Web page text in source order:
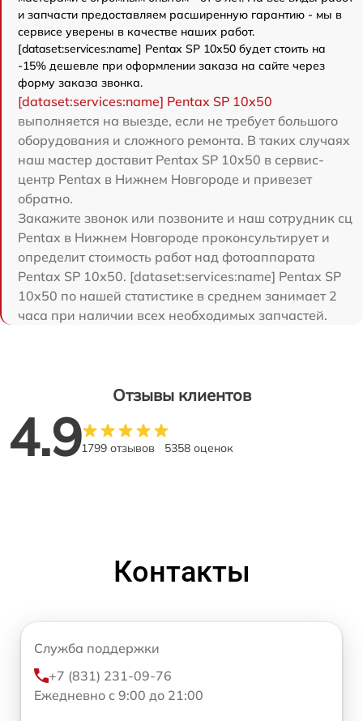
и запчасти предоставляем расширенную гарантию - мы в
сервисе уверены в качестве наших работ.
[dataset:services:name] Pentax SP 10x50 будет стоить на
-15% дешевле при оформлении заказа на сайте через
форму заказа звонка.
[dataset:services:name] Pentax SP 10x50
выполняется на выезде, если не требует большого
оборудования и сложного ремонта. В таких случаях
наш мастер доставит Pentax SP 10x50 в сервис-
центр Pentax в Нижнем Новгороде и привезет
обратно.
Закажите звонок или позвоните и наш сотрудник сц
Pentax в Нижнем Новгороде проконсультирует и
определит стоимость работ над фотоаппарата
Pentax SP 10x50. [dataset:services:name] Pentax SP
10x50 по нашей статистике в среднем занимает 2
часа при наличии всех необходимых запчастей.
Отзывы клиентов
4.91799 отзывов 5358 оценок
Контакты
Служба поддержки
+7 (831) 231-09-76
Ежедневно с 9:00 до 21:00